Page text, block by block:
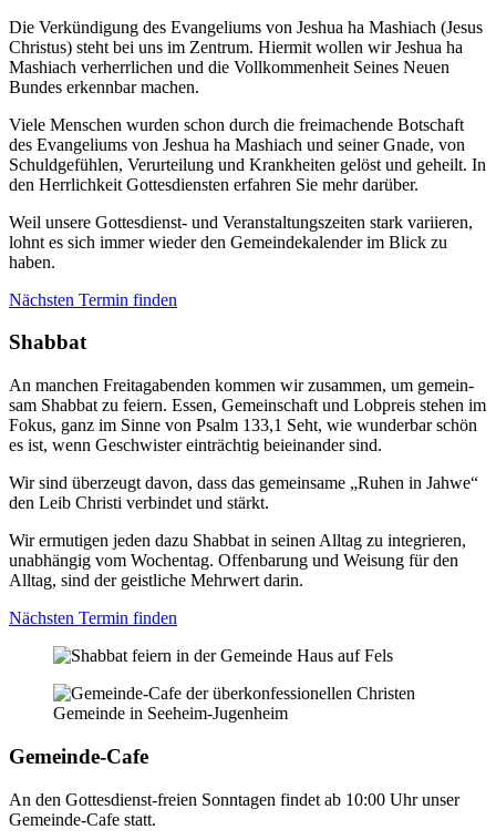
Die Ver­kün­di­gung des Evan­ge­li­ums von Jes­hua ha Mas­hiach (Jesus
Chris­tus) steht bei uns im Zen­trum. Hier­mit wol­len wir Jes­hua ha
Mas­hiach ver­herr­li­chen und die Voll­kom­men­heit Sei­nes Neu­en
Bun­des erkenn­bar machen.
Vie­le Men­schen wur­den schon durch die frei­ma­chen­de Bot­schaft
des Evan­ge­li­ums von Jes­hua ha Mas­hiach und sei­ner Gna­de, von
Schuld­ge­füh­len, Ver­ur­tei­lung und Krank­hei­ten gelöst und geheilt. In
den Herr­lich­keit Got­tes­diens­ten erfah­ren Sie mehr dar­über.
Weil unse­re Got­tes­dienst- und Ver­an­stal­tungs­zei­ten stark vari­ie­ren,
lohnt es sich immer wie­der den Gemein­de­ka­len­der im Blick zu
haben.
Nächs­ten Ter­min fin­den
Shab­bat
An man­chen Frei­tag­aben­den kom­men wir zusam­men, um gemein­
sam Shab­bat zu fei­ern. Essen, Gemein­schaft und Lob­preis ste­hen im
Fokus, ganz im Sin­ne von Psalm 133,1 Seht, wie wun­der­bar schön
es ist, wenn Geschwis­ter ein­träch­tig bei­ein­an­der sind.
Wir sind über­zeugt davon, dass das gemein­sa­me „Ruhen in Jah­we“
den Leib Chris­ti ver­bin­det und stärkt.
Wir ermu­ti­gen jeden dazu Shab­bat in sei­nen All­tag zu inte­grie­ren,
unab­hän­gig vom Wochen­tag. Offen­ba­rung und Wei­sung für den
All­tag, sind der geist­li­che Mehr­wert dar­in.
Nächs­ten Ter­min fin­den
Gemein­de-Cafe
An den Got­tes­dienst-frei­en Sonn­ta­gen fin­det ab 10:00 Uhr unser
Gemein­de-Cafe statt.